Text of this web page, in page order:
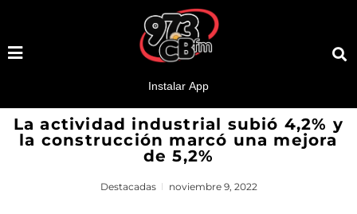
La actividad industrial subió 4,2% y
la construcción marcó una mejora
de 5,2%
Destacadas noviembre 9, 2022